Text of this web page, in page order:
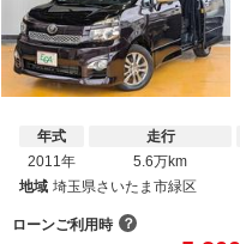
年式
2011年
走行
5.6万km
地域 埼玉県さいたま市緑区
ローンご利用時 ？